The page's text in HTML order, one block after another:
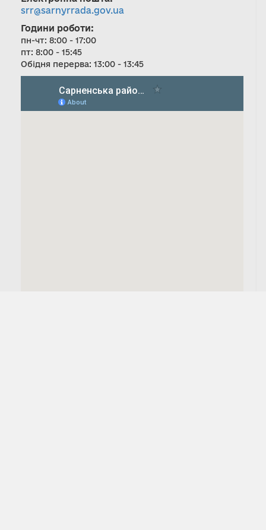
srr@sarnyrrada.gov.ua
Години роботи:
пн-чт: 8:00 - 17:00
пт: 8:00 - 15:45
Обідня перерва: 13:00 - 13:45